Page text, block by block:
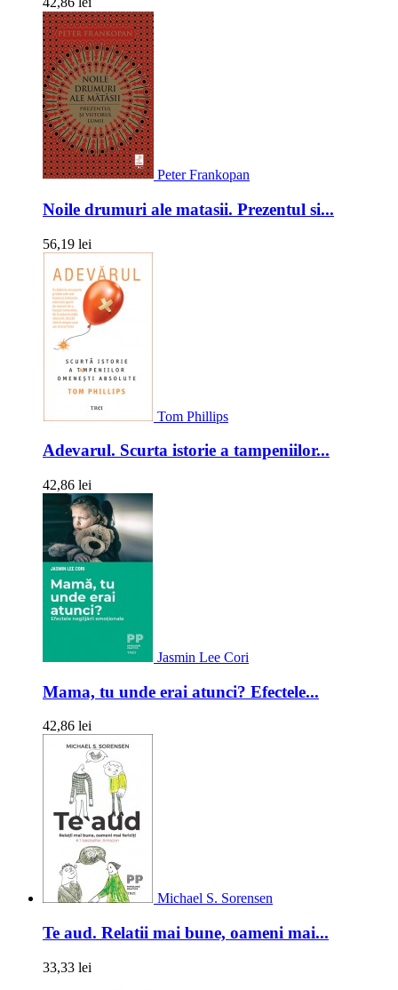
Peter Frankopan
Noile drumuri ale matasii. Prezentul si...
56,19 lei
Tom Phillips
Adevarul. Scurta istorie a tampeniilor...
42,86 lei
Jasmin Lee Cori
Mama, tu unde erai atunci? Efectele...
42,86 lei
Michael S. Sorensen
Te aud. Relatii mai bune, oameni mai...
33,33 lei